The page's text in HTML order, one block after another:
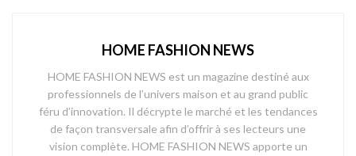
HOME FASHION NEWS
HOME FASHION NEWS est un magazine destiné aux
professionnels de l’univers maison et au grand public
féru d’innovation. Il décrypte le marché et les tendances
de façon transversale afin d’offrir à ses lecteurs une
vision complète. HOME FASHION NEWS apporte un